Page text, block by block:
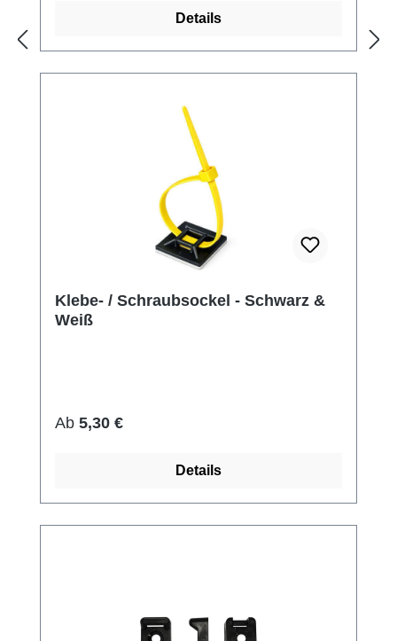
Details
Klebe- / Schraubsockel - Schwarz &
Weiß
Regulärer Preis:
Ab 5,30 €
Details